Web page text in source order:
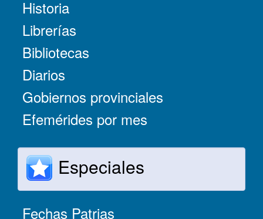
Historia
Librerías
Bibliotecas
Diarios
Gobiernos provinciales
Efemérides por mes
Especiales
Fechas Patrias